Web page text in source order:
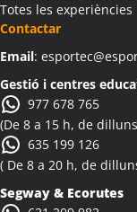
Activitats
Activitats Família
Colònies Escolars
Activitats
Activitats Família
Colònies Escolars
Activitats
Activitats Família
Colònies Escolars
Totes les experiències
Contactar
Email:
Gestió i centres
977 678 765
(De 8 a 15 h, de
635 199 126
( De 8 a 20 h, de
Segway & Ecorutes